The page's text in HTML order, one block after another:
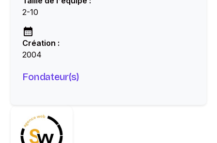
2-10
Création :
2004
Fondateur(s)